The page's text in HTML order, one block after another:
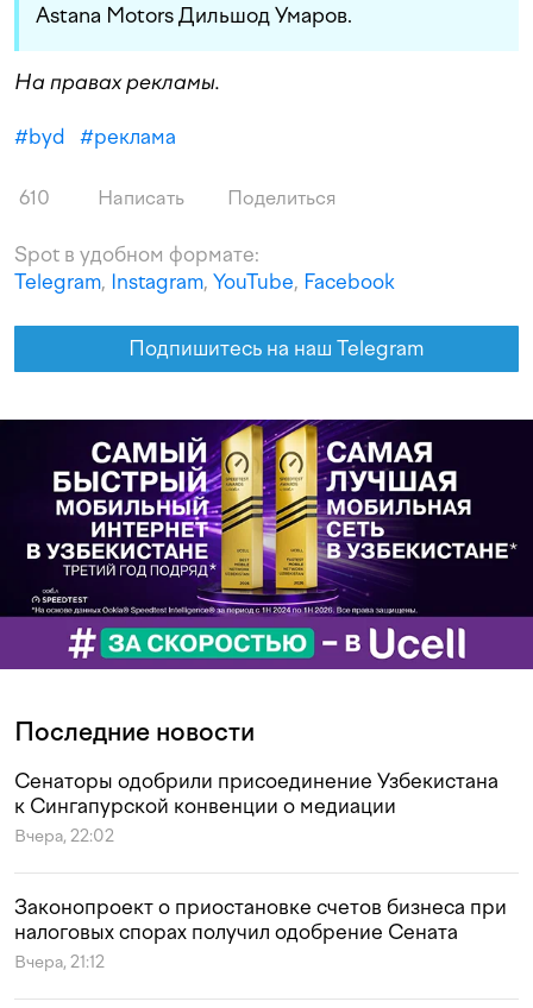
Astana Motors Дильшод Умаров.
На правах рекламы.
#byd #реклама
610 Написать Поделиться
Spot в удобном формате:
Telegram, Instagram, YouTube, Facebook
Подпишитесь на наш Telegram
Последние новости
Сенаторы одобрили присоединение Узбекистана
к Сингапурской конвенции о медиации
Вчера, 22:02
Законопроект о приостановке счетов бизнеса при
налоговых спорах получил одобрение Сената
Вчера, 21:12